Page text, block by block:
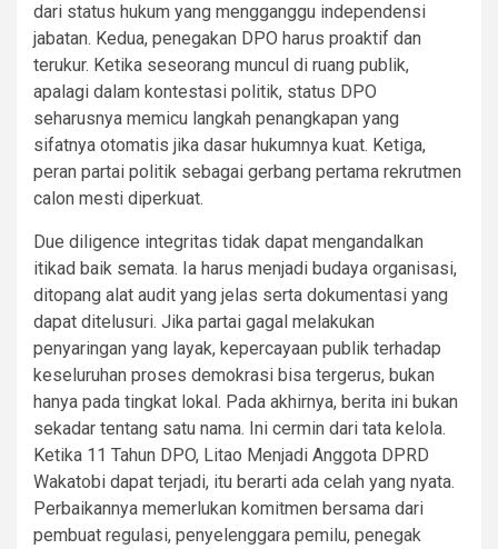
dari status hukum yang mengganggu independensi
jabatan. Kedua, penegakan DPO harus proaktif dan
terukur. Ketika seseorang muncul di ruang publik,
apalagi dalam kontestasi politik, status DPO
seharusnya memicu langkah penangkapan yang
sifatnya otomatis jika dasar hukumnya kuat. Ketiga,
peran partai politik sebagai gerbang pertama rekrutmen
calon mesti diperkuat.
Due diligence integritas tidak dapat mengandalkan
itikad baik semata. Ia harus menjadi budaya organisasi,
ditopang alat audit yang jelas serta dokumentasi yang
dapat ditelusuri. Jika partai gagal melakukan
penyaringan yang layak, kepercayaan publik terhadap
keseluruhan proses demokrasi bisa tergerus, bukan
hanya pada tingkat lokal. Pada akhirnya, berita ini bukan
sekadar tentang satu nama. Ini cermin dari tata kelola.
Ketika 11 Tahun DPO, Litao Menjadi Anggota DPRD
Wakatobi dapat terjadi, itu berarti ada celah yang nyata.
Perbaikannya memerlukan komitmen bersama dari
pembuat regulasi, penyelenggara pemilu, penegak